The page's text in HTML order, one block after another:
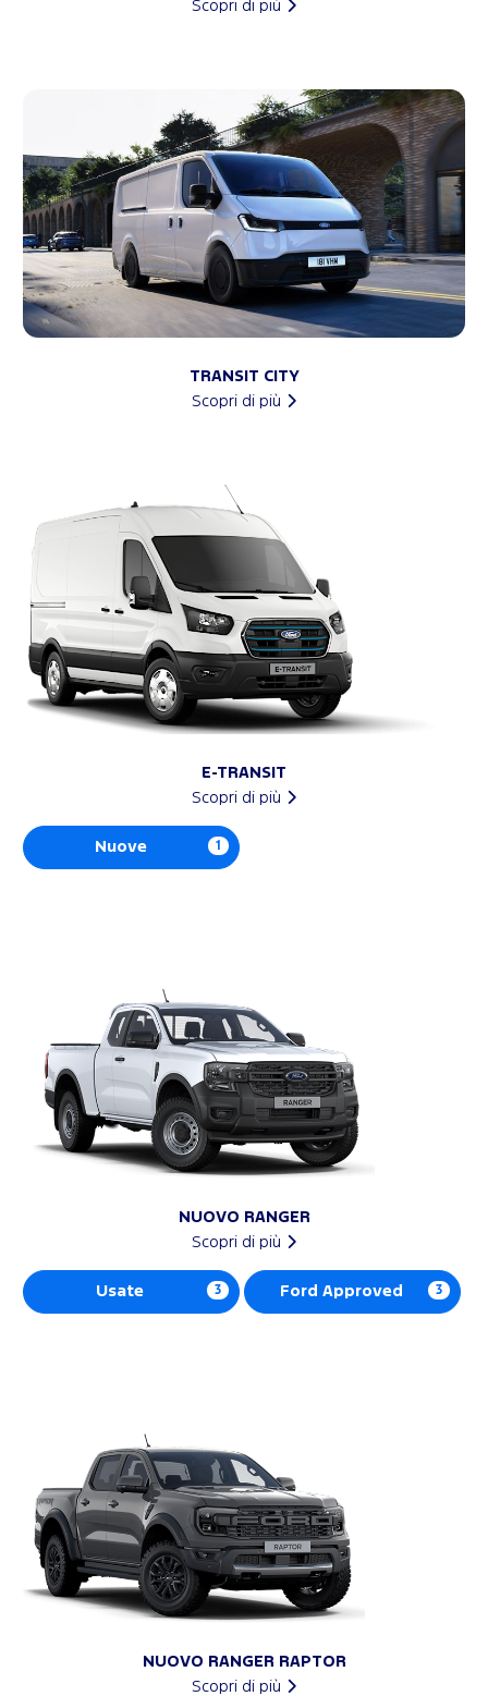
Scopri di più
TRANSIT CITY
Scopri di più
E-TRANSIT
Scopri di più
Nuove 1
NUOVO RANGER
Scopri di più
Usate 3 Ford Approved 3
NUOVO RANGER RAPTOR
Scopri di più